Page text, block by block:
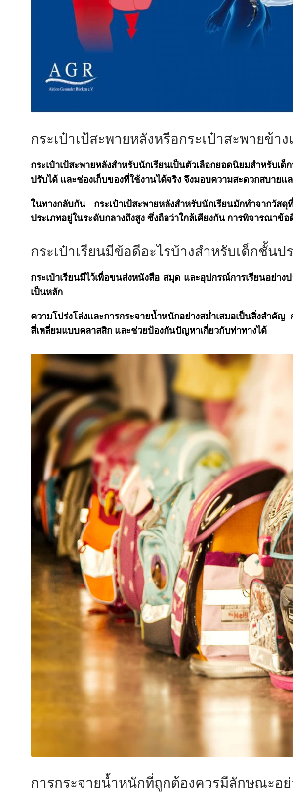
กระเป๋าเป้สะพายหลังหรือกระเป๋าสะพายข้า
กระเป๋าเป้สะพายหลังสำหรับนักเรียนเป็นตัวเลือกยอดนิยมสำหรั
ปรับได้ และช่องเก็บของที่ใช้งานได้จริง จึงมอบความสะดวกสบายแ
ในทางกลับกัน กระเป๋าเป้สะพายหลังสำหรับนักเรียนมักทำจากวั
ประเภทอยู่ในระดับกลางถึงสูง ซึ่งถือว่าใกล้เคียงกัน การพิจารณาข้
กระเป๋าเรียนมีข้อดีอะไรบ้างสำหรับเด็กชั้นป
กระเป๋าเรียนมีไว้เพื่อขนส่งหนังสือ สมุด และอุปกรณ์การเรียนอย่า
เป็นหลัก
ความโปร่งโล่งและการกระจายน้ำหนักอย่างสม่ำเสมอเป็นสิ่งสำคั
สี่เหลี่ยมแบบคลาสสิก และช่วยป้องกันปัญหาเกี่ยวกับท่าทางได้
การกระจายน้ำหนักที่ถูกต้องควรมีลักษณะอย่